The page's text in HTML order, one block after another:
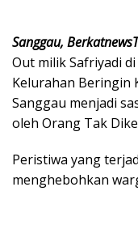
Sanggau,
Out milik Safriyadi
Kelurahan Beringin
Sanggau menjadi
oleh Orang Tak
Peristiwa yang
menghebohkan